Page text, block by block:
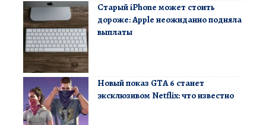
Старый iPhone может стоить
дороже: Apple неожиданно подняла
выплаты
Новый показ GTA 6 станет
эксклюзивом Netflix: что известно